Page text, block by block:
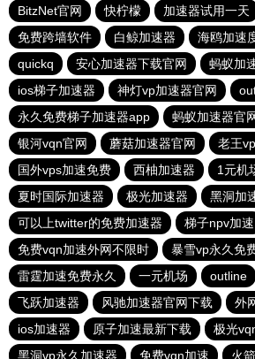
BitzNet官网
快柠檬 加速器试用一天
免费跨墙软件
白鲸加速器 海鸥加速
quickq
安心加速器下载官网
蚂蚁加
ios梯子加速器
神灯vp加速器官网
永久免费梯子加速器app
蚂蚁加速器官
银河vqn官网
蘑菇加速器官网
老王
国外vps加速免费
西柚加速器 1元机
夏时国际加速器
极光加速器
黑洞加
可以上twitter的免费加速器
梯子npv加速
免费vqn加速外网不限时
暴雪vp永久免
雷霆加速免费永久
一元机场 outline
飞跃加速器
风驰加速器官网下载
外
ios加速器
原子加速最新下载 极光
黑洞vp永久加速器
免费vqn加速 火